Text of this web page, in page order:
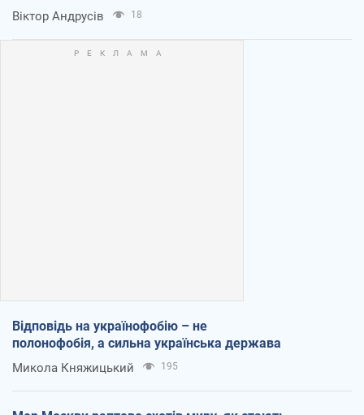
Віктор Андрусів 18
Відповідь на українофобію – не
полонофобія, а сильна українська держава
Микола Княжицький 195